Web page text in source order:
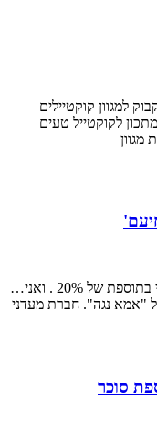
למגוון קוקטיילים
לקוקטייל טעים
"מעדני יחיעם" משיקה: מוצרי פסטרמה וסלמי בתוספת של 20% . ואני…
"אמא נגה". חברת מעדני
סוכר